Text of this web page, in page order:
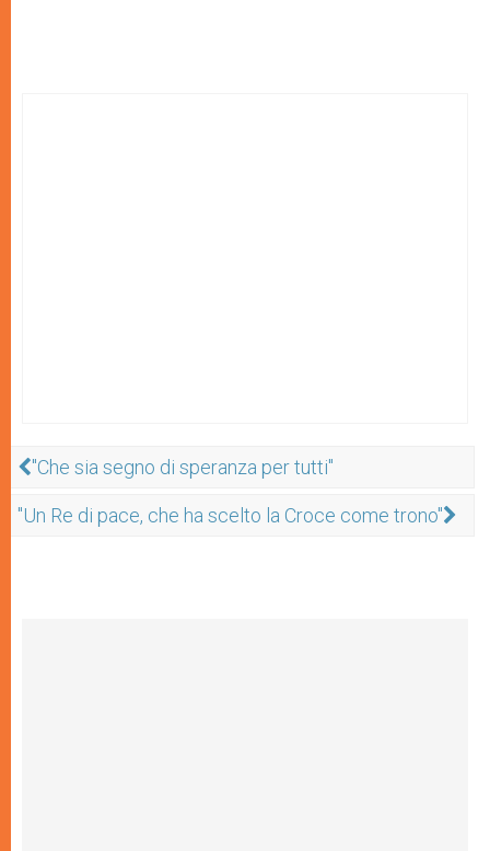
"Che sia segno di speranza per tutti"
"Un Re di pace, che ha scelto la Croce come trono"